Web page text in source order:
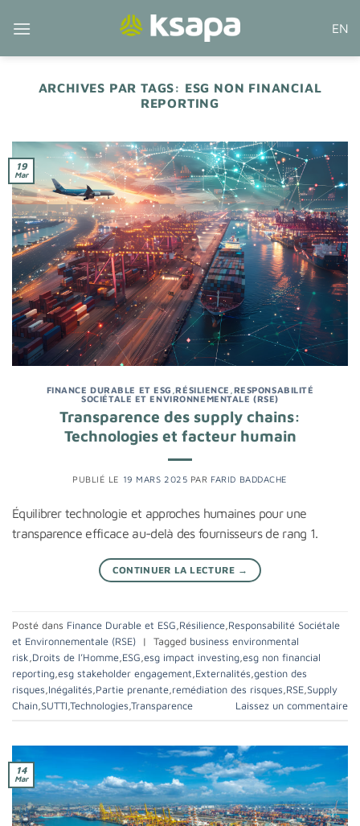
EN
ARCHIVES PAR TAGS: ESG NON FINANCIAL
REPORTING
19
Mar
FINANCE DURABLE ET ESG ,RÉSILIENCE RESPONSABILITÉ
SOCIÉTALE ET ENVIRONNEMENTALE (RSE)
Transparence des supply chains:
Technologies et facteur humain
PUBLIÉ LE 19 MARS 2025 PAR FARID BADDACHE
Équilibrer technologie et approches humaines pour une
transparence efficace au-delà des fournisseurs de rang 1.
CONTINUER LA LECTURE →
Posté dans Finance Durable et ESG Résilience Responsabilité Sociétale
et Environnementale (RSE)
| Tagged business environmental
risk Droits de l’Homme ESG esg impact investing esg non financial
reporting esg stakeholder engagement Externalités gestion des
risques Inégalités Partie prenante remédiation des risques RSE Supply
Chain SUTTI Technologies Transparence Laissez un commentaire
14
Mar